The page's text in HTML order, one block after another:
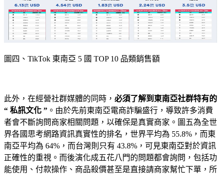
圖四、TikTok 東南亞 5 國 TOP 10 品類銷售額
此外，在經營社群媒體的同時， 必須了解到東南亞社群特有的
“ 私訊文化 ” 。由於先前東南亞電商詐騙盛行，導致許多消費
者會不斷詢問商家相關問題，以確保是真實商家。圖五為全世
界各國思考網路資訊真實性的排名，世界平均為 55.8%，而東
南亞平均為 64%，而台灣則只有 43.8%，可見東南亞對於資訊
正確性的重視。而後演化成五花八門的問題都會詢問，包括功
能使用、付款操作、商品殺價甚至是直接請商家幫忙下單，所